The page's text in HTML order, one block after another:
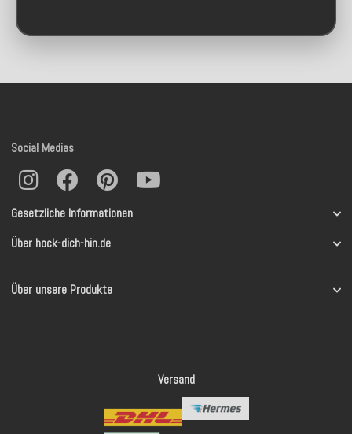
Gesetzliche Informationen
Über hock-dich-hin.de
Über unsere Produkte
Social Medias
Versand